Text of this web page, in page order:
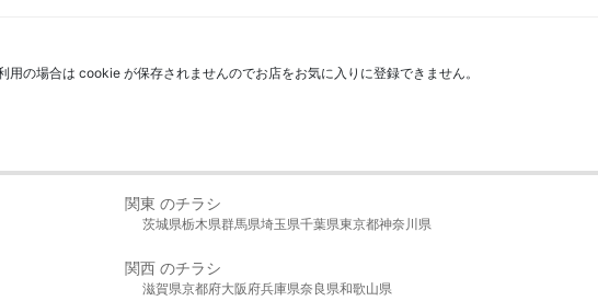
の場合は cookie が保存されませんのでお店をお気に入りに登録できません。
関東 のチラシ
茨城県栃木県群馬県埼玉県千葉県東京都神奈川県
関西 のチラシ
滋賀県京都府大阪府兵庫県奈良県和歌山県